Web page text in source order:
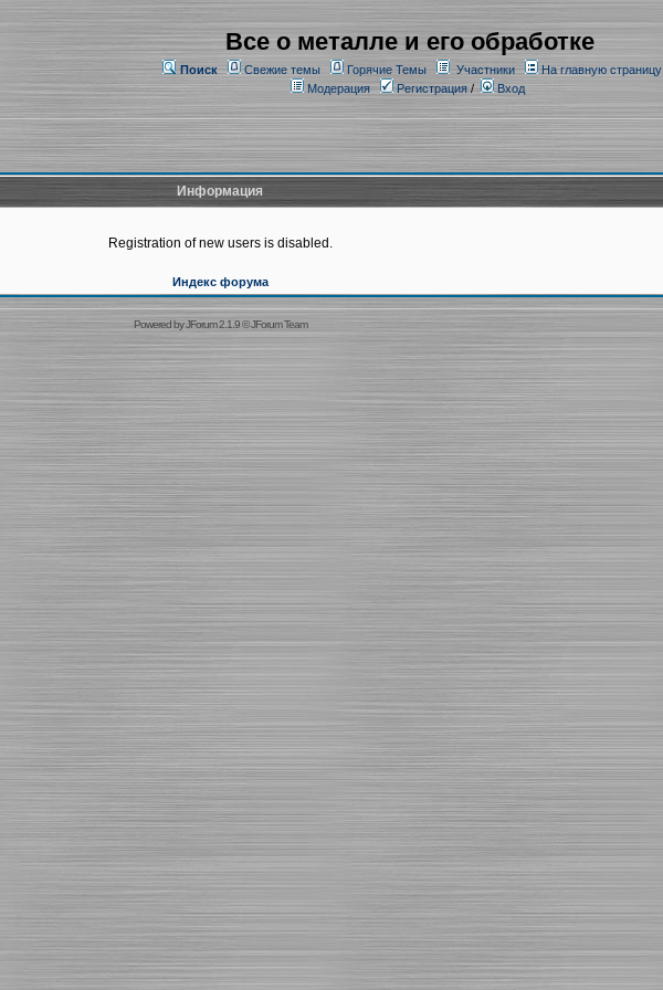
Все о металле и его обработке
Поиск Свежие темы Горячие Темы Участники
На главную страницу
Модерация
Регистрация/ Вход
Информация
Registration of new users is disabled.
Индекс форума
Powered byJForum 2.1.9©JForum Team